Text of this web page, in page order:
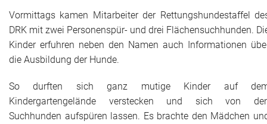
Vormittags kamen Mitarbeiter der Rettungshundestaffel
DRK mit zwei Personenspür- und drei Flächensuchhunden.
Kinder erfuhren neben den Namen auch Informationen
die Ausbildung der Hunde.
So durften sich ganz mutige Kinder auf
Kindergartengelände verstecken und sich von
Suchhunden aufspüren lassen. Es brachte den Mädchen